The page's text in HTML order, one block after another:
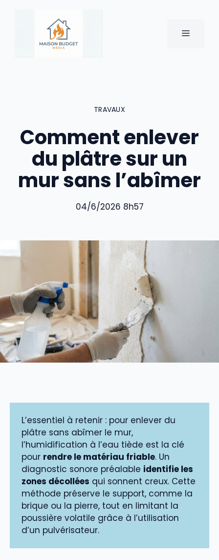
MENU
TRAVAUX
Comment enlever
du plâtre sur un
mur sans l’abîmer
04/6/2026 8h57
L’essentiel à retenir : pour enlever du
plâtre sans abîmer le mur,
l’humidification à l’eau tiède est la clé
pour rendre le matériau friable. Un
diagnostic sonore préalable identifie les
zones décollées qui sonnent creux. Cette
méthode préserve le support, comme la
brique ou la pierre, tout en limitant la
poussière volatile grâce à l’utilisation
d’un pulvérisateur.